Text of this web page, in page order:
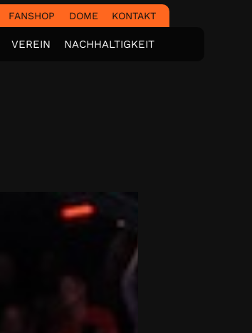
FANSHOP DOME KONTAKT
VEREIN NACHHALTIGKEIT